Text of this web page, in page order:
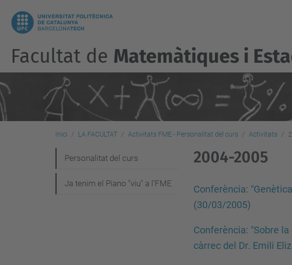
Facultat de Matemàtiques i
Inici LA FACULTAT Activitats FME - Personalitat del curs Activitats
2004-2005
Conferència:
(30/03/2005)
Conferència: "Sobre
càrrec del Dr. Emili
a
v
Personalitat del curs
Ja tenim el Piano "viu" a l'FME